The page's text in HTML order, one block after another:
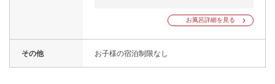
お風呂詳細を見る
その他 お子様の宿泊制限なし